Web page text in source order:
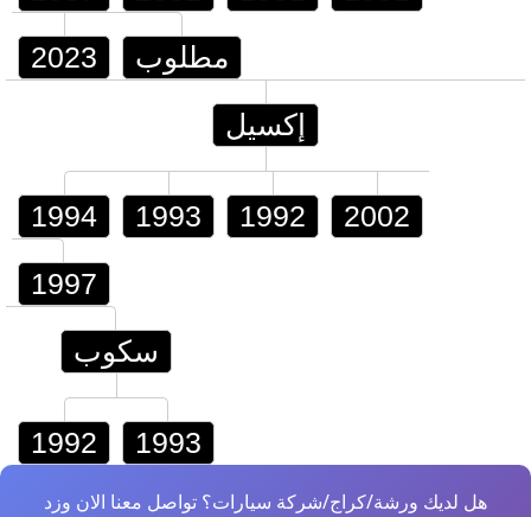
2023 مطلوب
إكسيل
1994 1993 1992 2002
1997
سكوب
1992 1993
هل لديك ورشة/كراج/شركة سيارات؟ تواصل معنا الان وزد